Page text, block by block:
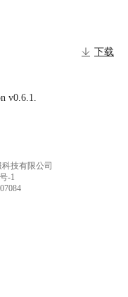
下载
v0.6.1.
技有限公司
-1